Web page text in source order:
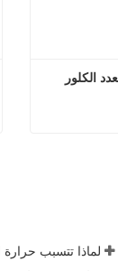
الكلور
لماذا تتسبب